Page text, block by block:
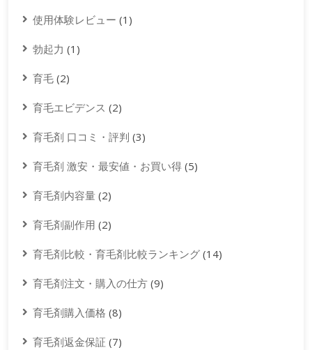
使用体験レビュー (1)
勃起力 (1)
育毛 (2)
育毛エビデンス (2)
育毛剤 口コミ・評判 (3)
育毛剤 激安・最安値・お買い得 (5)
育毛剤内容量 (2)
育毛剤副作用 (2)
育毛剤比較・育毛剤比較ランキング (14)
育毛剤注文・購入の仕方 (9)
育毛剤購入価格 (8)
育毛剤返金保証 (7)